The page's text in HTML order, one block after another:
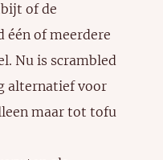
of de
één of meerdere
Nu is scrambled
alternatief voor
maar tot tofu